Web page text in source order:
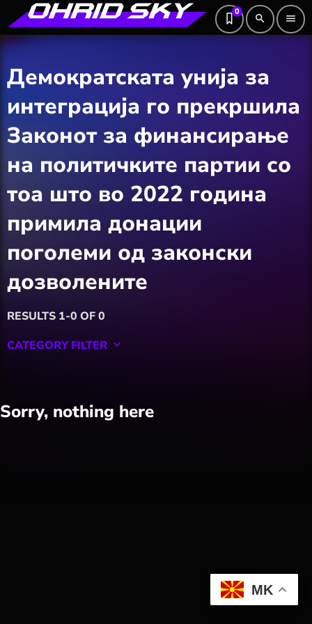
0
search menu
Демократската унија за
интеграција го прекршила
Законот за финансирање
на политичките партии со
тоа што во 2022 година
примила донации
поголеми од законски
дозволените
RESULTS 1-0 OF 0
CATEGORY FILTER keyboard_arrow_down
Hobby
Sorry, nothing here
MK